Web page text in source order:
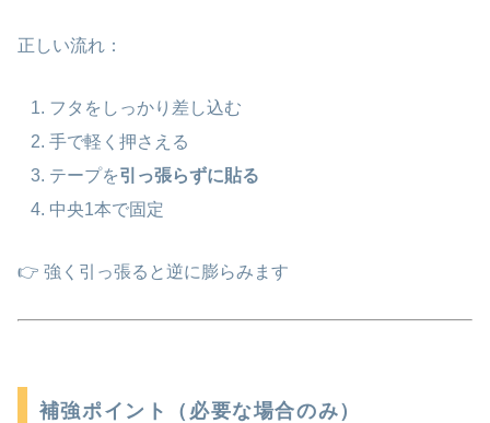
正しい流れ：
フタをしっかり差し込む
手で軽く押さえる
テープを引っ張らずに貼る
中央1本で固定
👉 強く引っ張ると逆に膨らみます
補強ポイント（必要な場合のみ）